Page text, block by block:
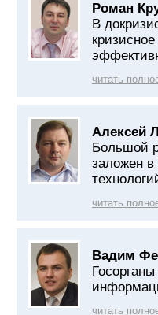
Роман
В
читать
Алексей
Большой
заложен
читать
Вадим
читать